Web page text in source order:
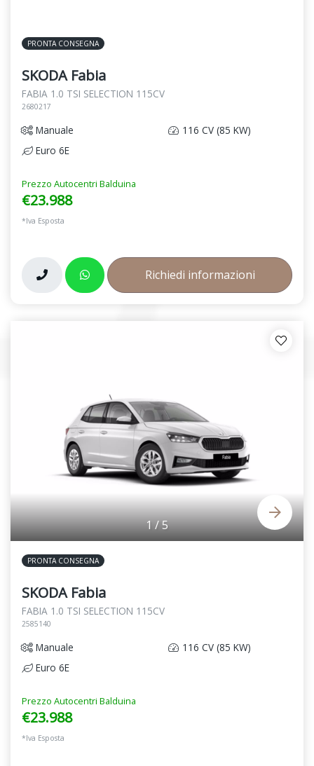
PRONTA CONSEGNA
SKODA Fabia
FABIA 1.0 TSI SELECTION 115CV
2680217
Manuale
116 CV (85 KW)
Euro 6E
Prezzo Autocentri Balduina
€23.988
*Iva Esposta
Richiedi informazioni
1/5
PRONTA CONSEGNA
SKODA Fabia
FABIA 1.0 TSI SELECTION 115CV
2585140
Manuale
116 CV (85 KW)
Euro 6E
Prezzo Autocentri Balduina
€23.988
*Iva Esposta